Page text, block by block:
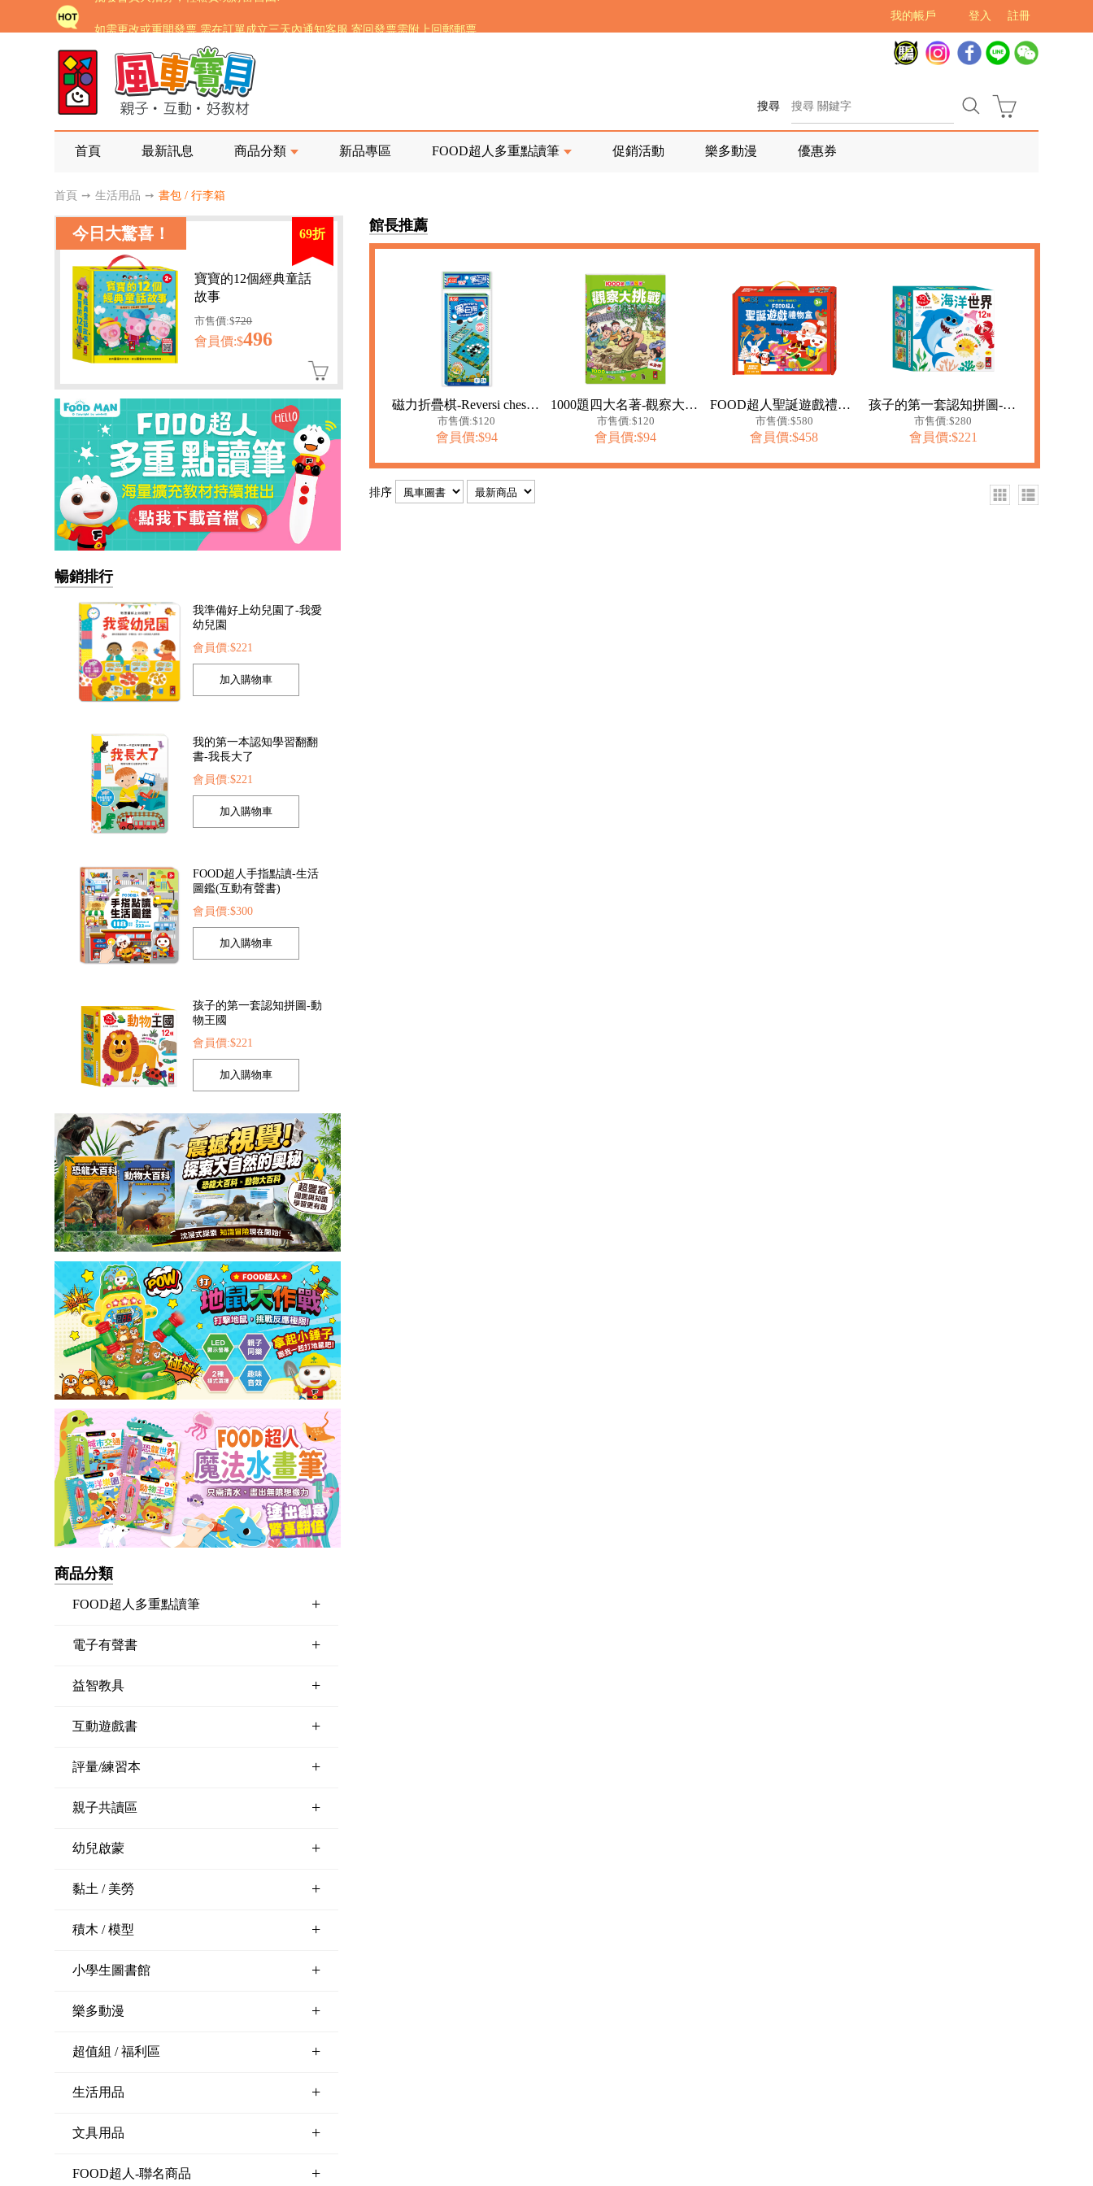
註冊
登入
我的帳戶
老師您好!!幼教會員火熱招募中~
海外購物免煩惱！點我查看『海外購物流程說明』
家長樂了!「風車書版集團暨FOOD超人企業總部」目前正興建中!
批發會員大招募，輕鬆實現財富自由!
海外購物免煩惱！點我查看『海外購物流程說明』
搜尋
首頁 最新訊息 商品分類 新品專區 FOOD超人多重點讀筆 促銷活動 樂多動漫 優惠券
首頁 ➙ 生活用品 ➙ 書包 / 行李箱
今日大驚喜！ 69折
寶寶的12個經典童話
故事
市售價:$720
會員價:$496
暢銷排行
我準備好上幼兒園了-我愛
幼兒園
會員價:$221
我的第一本認知學習翻翻
書-我長大了
會員價:$221
FOOD超人手指點讀-生活
圖鑑(互動有聲書)
會員價:$300
孩子的第一套認知拼圖-動
物王國
會員價:$221
商品分類
FOOD超人多重點讀筆 +
電子有聲書 +
益智教具 +
互動遊戲書 +
評量/練習本 +
親子共讀區 +
幼兒啟蒙 +
黏土 / 美勞 +
積木 / 模型 +
小學生圖書館 +
樂多動漫 +
超值組 / 福利區 +
生活用品 +
文具用品 +
FOOD超人-聯名商品 +
館長推薦
磁力折疊棋-Reversi chess黑白棋
市售價:$120
會員價:$94
1000題四大名著-觀察大挑戰-水滸傳
市售價:$120
會員價:$94
FOOD超人聖誕遊戲禮物盒
市售價:$580
會員價:$458
孩子的第一套認知拼圖-海洋世界
市售價:$280
會員價:$221
排序